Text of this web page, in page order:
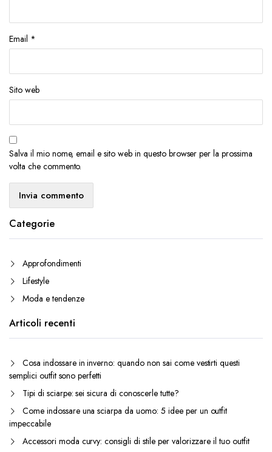
Email *
Sito web
Salva il mio nome, email e sito web in questo browser per la prossima
volta che commento.
Categorie
Approfondimenti
Lifestyle
Moda e tendenze
Articoli recenti
Cosa indossare in inverno: quando non sai come vestirti questi
semplici outfit sono perfetti
Tipi di sciarpe: sei sicura di conoscerle tutte?
Come indossare una sciarpa da uomo: 5 idee per un outfit
impeccabile
Accessori moda curvy: consigli di stile per valorizzare il tuo outfit